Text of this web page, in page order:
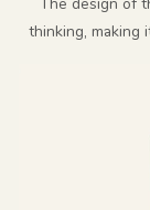
thinking, making